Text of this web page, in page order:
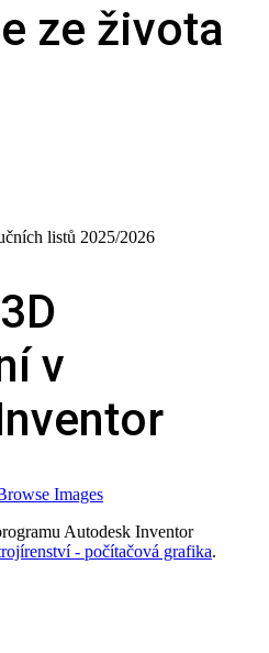
ze života
listů 2025/2026
v
Images
Autodesk Inventor
- počítačová grafika.